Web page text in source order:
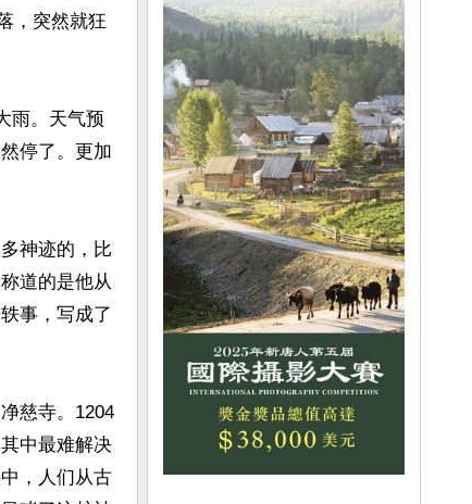
，突然就狂
雨。天气预
停了。更加
神迹的，比
道的是他从
事，写成了
慈寺。1204
中最难解决
，人们从古